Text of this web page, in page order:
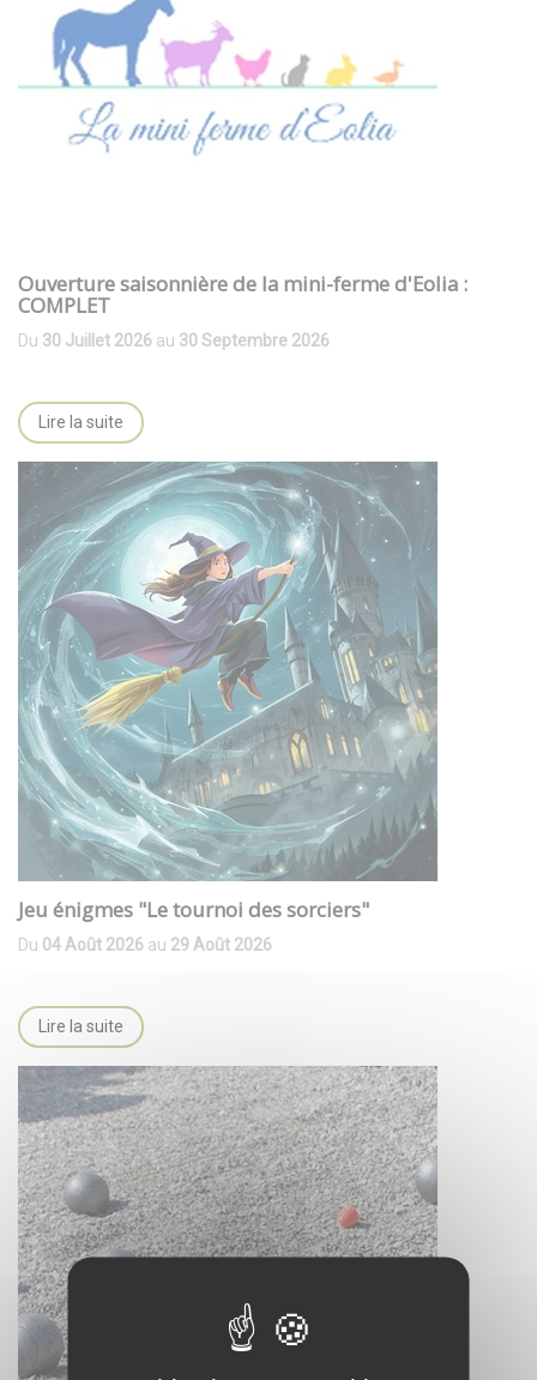
Ouverture saisonnière de la mini-ferme d'Eolia :
COMPLET
Du 30 Juillet 2026 au 30 Septembre 2026
Lire la suite
Jeu énigmes "Le tournoi des sorciers"
Du 04 Août 2026 au 29 Août 2026
Lire la suite